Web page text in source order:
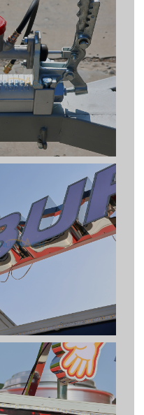
Slovenščina
Latviešu valoda
Dansk
Hrvatski
Српски језик
Eesti
Български
Nederlands (België)
हिन्दी
Norsk bokmål
Slovenčina
Svenska